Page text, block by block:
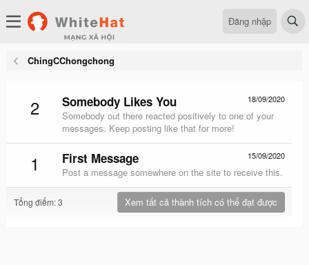
Đăng nhập
ChingCChongchong
2 18/09/2020
Somebody Likes You
Somebody out there reacted positively to one of your
messages. Keep posting like that for more!
1 15/09/2020
First Message
Post a message somewhere on the site to receive this.
Tổng điểm: 3 Xem tất cả thành tích có thể đạt được